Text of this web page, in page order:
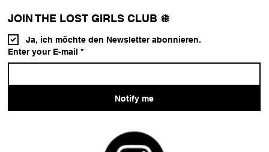
JOIN THE LOST GIRLS CLUB 🪩
Ja, ich möchte den Newsletter abonnieren.
Enter your E-mail *
Notify me